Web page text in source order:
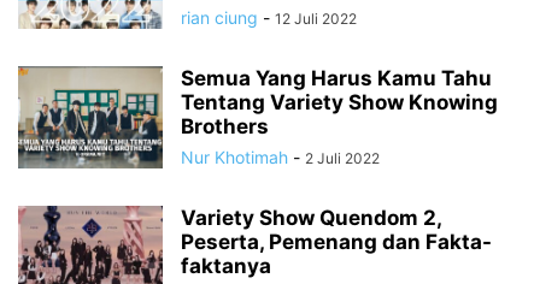
rian ciung - 12 Juli 2022
Semua Yang Harus Kamu Tahu
Tentang Variety Show Knowing
Brothers
Nur Khotimah - 2 Juli 2022
Variety Show Quendom 2,
Peserta, Pemenang dan Fakta-
faktanya